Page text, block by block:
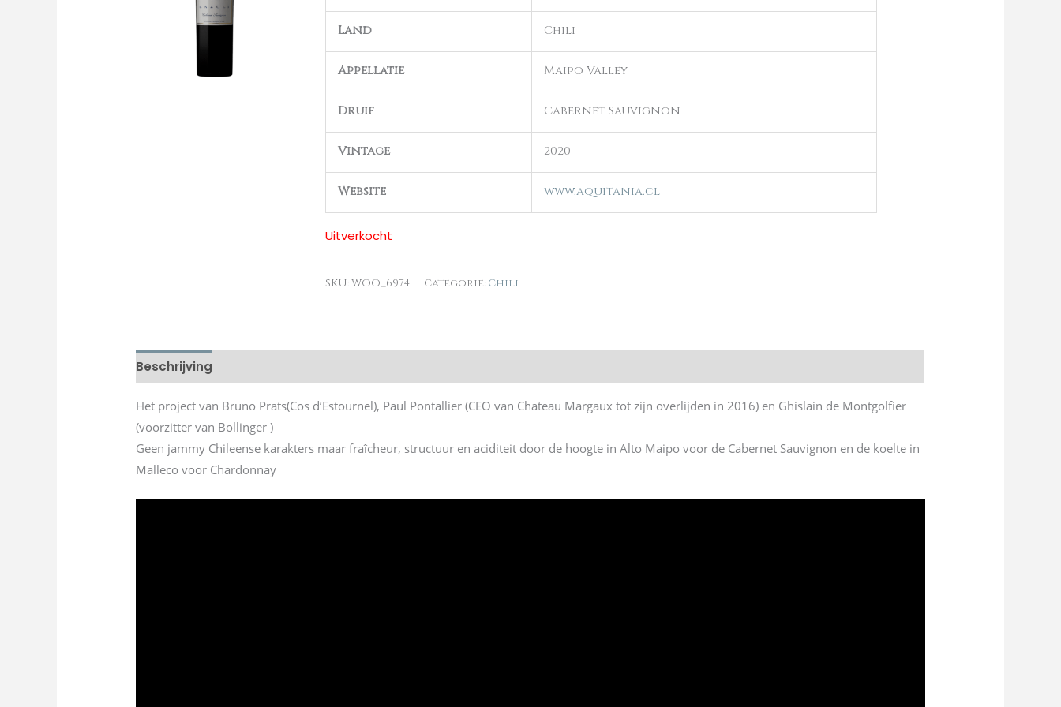
Land Chili
Appellatie Maipo Valley
Druif Cabernet Sauvignon
Vintage 2020
Website www.aquitania.cl
Uitverkocht
SKU:WOO_6974 Categorie: Chili
Beschrijving
Het project van Bruno Prats(Cos d’Estournel), Paul Pontallier (CEO van Chateau Margaux tot zijn overlijden in 2016) en Ghislain de Montgolfier
(voorzitter van Bollinger )
Geen jammy Chileense karakters maar fraîcheur, structuur en aciditeit door de hoogte in Alto Maipo voor de Cabernet Sauvignon en de koelte in
Malleco voor Chardonnay